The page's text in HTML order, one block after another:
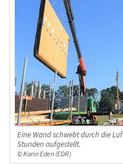
Eine Wand schwebt durch die
Stunden aufgestellt.
© Karin Eden (EDR)